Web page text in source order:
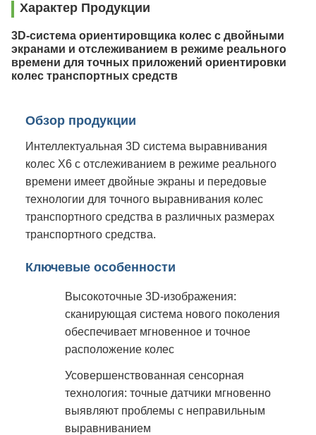
Характер Продукции
3D-система ориентировщика колес с двойными
экранами и отслеживанием в режиме реального
времени для точных приложений ориентировки
колес транспортных средств
Обзор продукции
Интеллектуальная 3D система выравнивания
колес X6 с отслеживанием в режиме реального
времени имеет двойные экраны и передовые
технологии для точного выравнивания колес
транспортного средства в различных размерах
транспортного средства.
Ключевые особенности
Высокоточные 3D-изображения:
сканирующая система нового поколения
обеспечивает мгновенное и точное
расположение колес
Усовершенствованная сенсорная
технология: точные датчики мгновенно
выявляют проблемы с неправильным
выравниванием